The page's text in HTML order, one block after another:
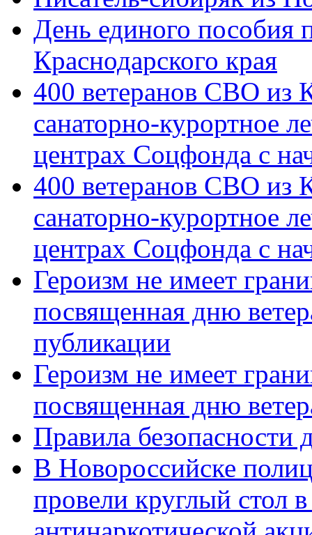
День единого пособия
Краснодарского края
400 ветеранов СВО из
санаторно-курортное
центрах Соцфонда с
400 ветеранов СВО из
санаторно-курортное
центрах Соцфонда с
Героизм не имеет
посвященная дню
публикации
Героизм не имеет
посвященная дню
Правила безопасности
В Новороссийске
провели круглый стол